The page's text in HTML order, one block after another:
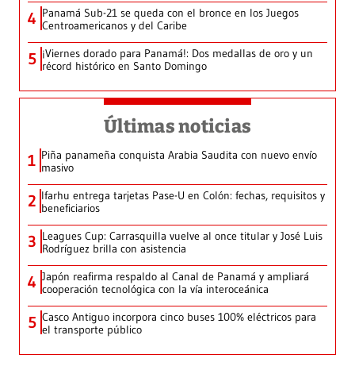
4 Panamá Sub-21 se queda con el bronce en los Juegos
Centroamericanos y del Caribe
5 ¡Viernes dorado para Panamá!: Dos medallas de oro y un
récord histórico en Santo Domingo
Últimas noticias
1 Piña panameña conquista Arabia Saudita con nuevo envío
masivo
2 Ifarhu entrega tarjetas Pase-U en Colón: fechas, requisitos y
beneficiarios
3 Leagues Cup: Carrasquilla vuelve al once titular y José Luis
Rodríguez brilla con asistencia
4 Japón reafirma respaldo al Canal de Panamá y ampliará
cooperación tecnológica con la vía interoceánica
5 Casco Antiguo incorpora cinco buses 100% eléctricos para
el transporte público